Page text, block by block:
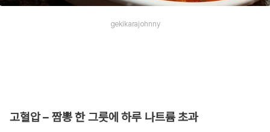
gekikarajohnny
고혈압 – 짬뽕 한 그릇에 하루 나트륨 초과